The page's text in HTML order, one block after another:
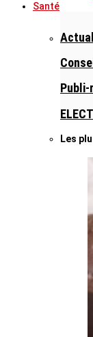
Santé
Les